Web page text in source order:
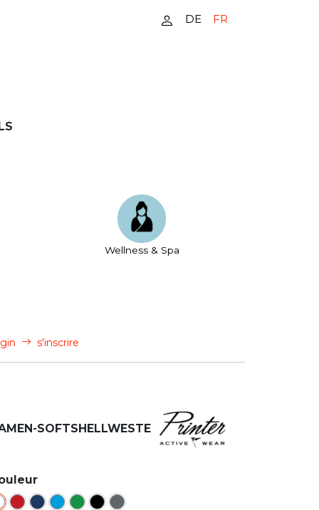
DE FR
Wellness & Spa
s'inscrire
SOFTSHELLWESTE